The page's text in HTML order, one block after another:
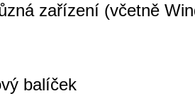
zařízení (včetně
balíček